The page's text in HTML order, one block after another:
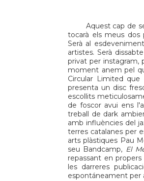
Aquest cap de
tocarà els meus dos
Serà al
artistes. Serà
privat per instagram,
moment anem pel
Circular Limited que
presenta un disc
escollits
de foscor avui ens
treball de dark
amb influències del
terres catalanes per
arts plàstiques Pau
seu Bandcamp, El
repassant en
les darreres
espontáneament per